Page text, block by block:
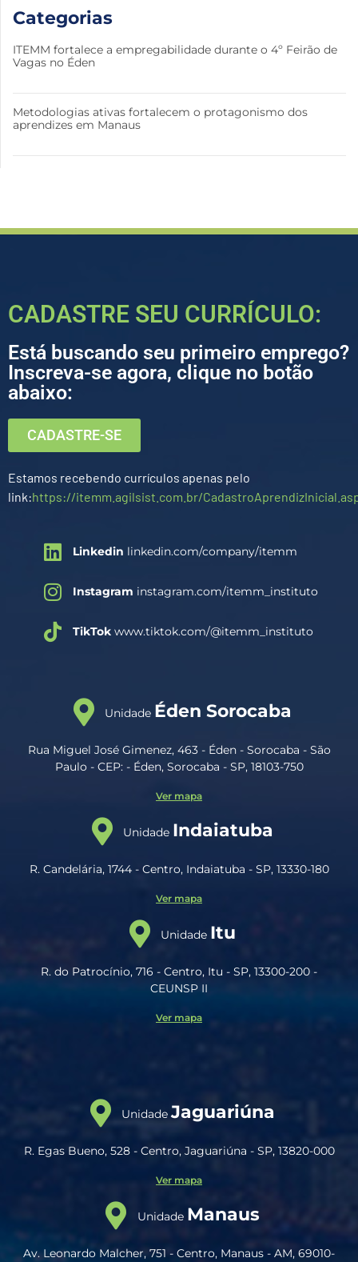
Categorias
ITEMM fortalece a empregabilidade durante o 4º Feirão de
Vagas no Éden
Metodologias ativas fortalecem o protagonismo dos
aprendizes em Manaus
CADASTRE SEU CURRÍCULO:
Está buscando seu primeiro emprego?
Inscreva-se agora, clique no botão
abaixo:
CADASTRE-SE
Estamos recebendo currículos apenas pelo
link:https://itemm.agilsist.com.br/
Linkedin linkedin.com/company/itemm
Instagram instagram.com/itemm_instituto
TikTokwww.tiktok.com/@itemm_instituto
Unidade Éden Sorocaba
Rua Miguel José Gimenez, 463 - Éden - Sorocaba - São
Paulo - CEP: - Éden, Sorocaba - SP, 18103-750
Ver mapa
Unidade Indaiatuba
R. Candelária, 1744 - Centro, Indaiatuba - SP, 13330-180
Ver mapa
Unidade Itu
R. do Patrocínio, 716 - Centro, Itu - SP, 13300-200 -
CEUNSP II
Ver mapa
Unidade Jaguariúna
R. Egas Bueno, 528 - Centro, Jaguariúna - SP, 13820-000
Ver mapa
Unidade Manaus
Av. Leonardo Malcher, 751 - Centro, Manaus - AM, 69010-